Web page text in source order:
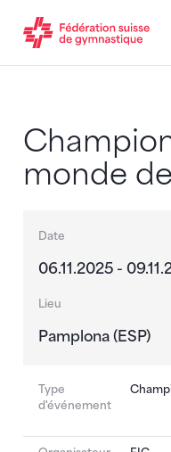
monde
Date
06.11.2025 -
Lieu
Pamplona (ESP)
Type
d'événement